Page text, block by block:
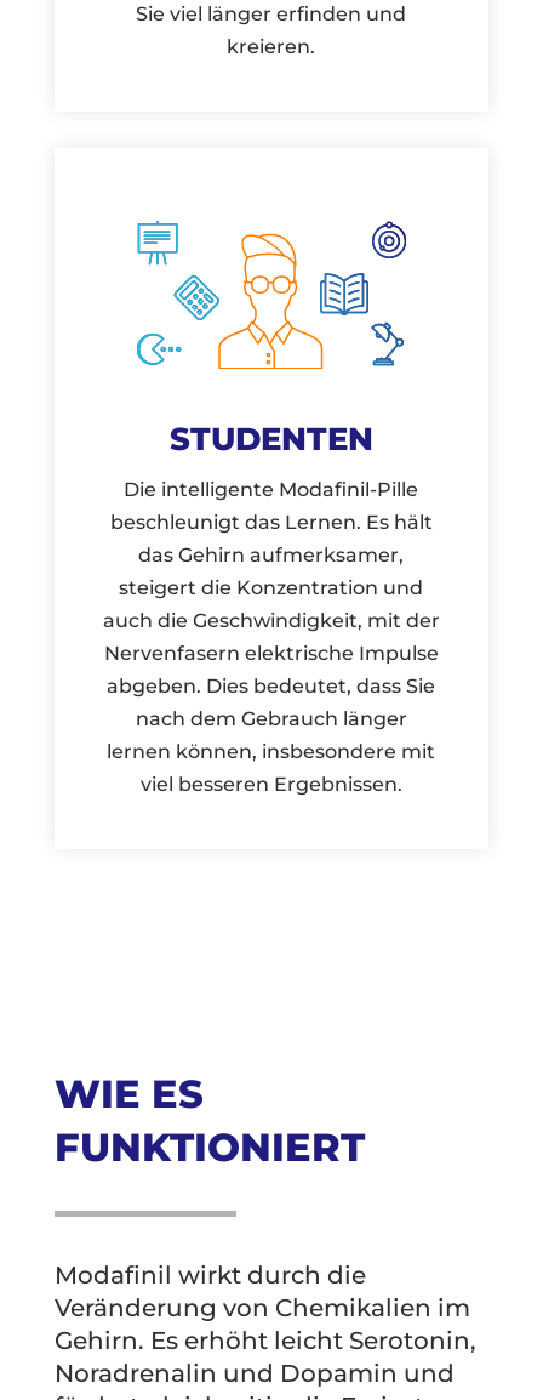
Sie viel länger erfinden und
kreieren.
STUDENTEN
Die intelligente Modafinil-Pille
beschleunigt das Lernen. Es hält
das Gehirn aufmerksamer,
steigert die Konzentration und
auch die Geschwindigkeit, mit der
Nervenfasern elektrische Impulse
abgeben. Dies bedeutet, dass Sie
nach dem Gebrauch länger
lernen können, insbesondere mit
viel besseren Ergebnissen.
WIE ES
FUNKTIONIERT
Modafinil wirkt durch die
Veränderung von Chemikalien im
Gehirn. Es erhöht leicht Serotonin,
Noradrenalin und Dopamin und